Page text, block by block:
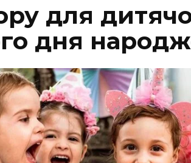
для
дня